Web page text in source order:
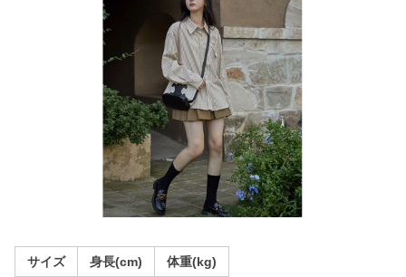
サイズ 身長(cm) 体重(kg)